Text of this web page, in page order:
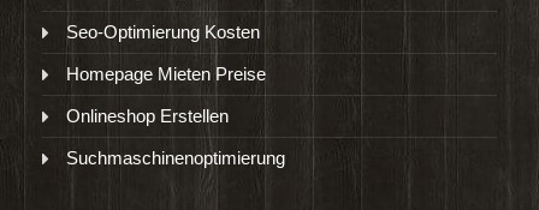
Seo-Optimierung Kosten
Homepage Mieten Preise
Onlineshop Erstellen
Suchmaschinenoptimierung